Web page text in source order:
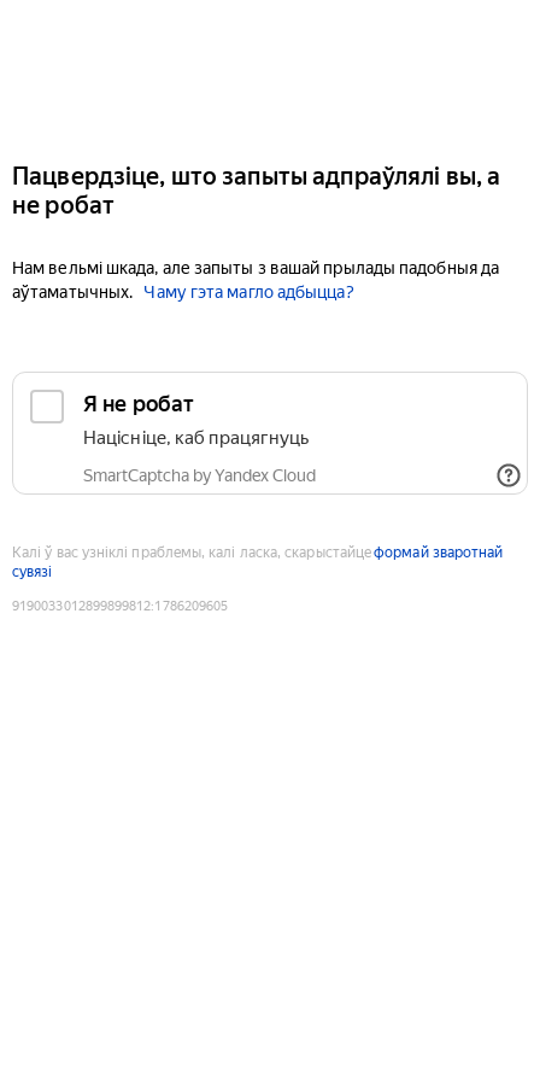
Пацвердзіце, што запыты адпраўлялі вы, а
не робат
Нам вельмі шкада, але запыты з вашай прылады падобныя да
аўтаматычных.
Чаму гэта магло адбыцца?
Я не робат
Націсніце, каб працягнуць
SmartCaptcha by Yandex Cloud
Калі ў вас узніклі праблемы, калі ласка, скарыстайцеформай зваротнай
сувязі
9190033012899899812:1786209605